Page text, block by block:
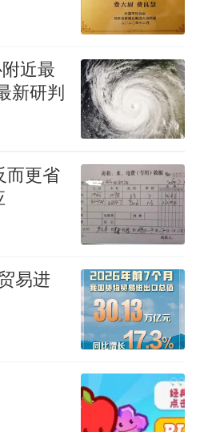
近最
新研判
而更省
易进